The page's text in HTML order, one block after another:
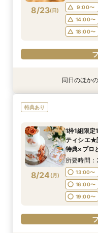
18:00〜
8/23(日) 9:00〜
14:00〜
18:00〜
特典あり
8/23(日)
マイナビ
所要時間
9:00〜
14:00〜
18:00〜
特典あり
8/23(日)
1枠1組【
9:00〜
14:00〜
18:00〜
特典あり
8/23(日)
【複数会
9:00〜
14:00〜
18:00〜
特典あり
8/23(日)
【90分ク
9:00〜
14:00〜
18:00〜
同日のほか
特典あり
8/24 (月)
1枠1組限
ティシエ★
特典×プロ
所要時間
13:00〜
16:00〜
19:00〜